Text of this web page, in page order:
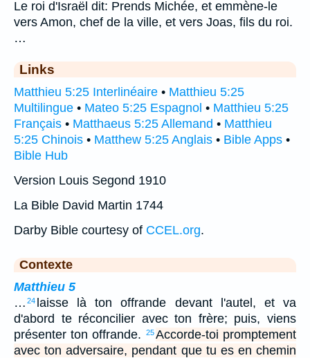
Le roi d'Israël dit: Prends Michée, et emmène-le
vers Amon, chef de la ville, et vers Joas, fils du roi.
…
Links
Matthieu 5:25 Interlinéaire • Matthieu 5:25
Multilingue • Mateo 5:25 Espagnol • Matthieu 5:25
Français • Matthaeus 5:25 Allemand • Matthieu
5:25 Chinois • Matthew 5:25 Anglais • Bible Apps •
Bible Hub
Version Louis Segond 1910
La Bible David Martin 1744
Darby Bible courtesy of CCEL.org.
Contexte
Matthieu 5
… 24 laisse là ton offrande devant l'autel, et va
d'abord te réconcilier avec ton frère; puis, viens
présenter ton offrande.
25Accorde-toi promptement
avec ton adversaire, pendant que tu es en chemin